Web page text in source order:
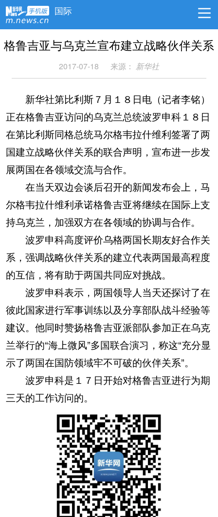
国际
格鲁吉亚与乌克兰宣布建立战略伙伴关系
2017-07-18 来源： 新华社
新华社第比利斯７月１８日电（记者李铭）
正在格鲁吉亚访问的乌克兰总统波罗申科１８日
在第比利斯同格总统马尔格韦拉什维利签署了两
国建立战略伙伴关系的联合声明，宣布进一步发
展两国在各领域交流与合作。
在当天双边会谈后召开的新闻发布会上，马
尔格韦拉什维利承诺格鲁吉亚将继续在国际上支
持乌克兰，加强双方在各领域的协调与合作。
波罗申科高度评价乌格两国长期友好合作关
系，强调战略伙伴关系的建立代表两国最高程度
的互信，将有助于两国共同应对挑战。
波罗申科表示，两国领导人当天还探讨了在
彼此国家进行军事训练以及分享部队战斗经验等
建议。他同时赞扬格鲁吉亚派部队参加正在乌克
兰举行的“海上微风”多国联合演习，称这“充分显
示了两国在国防领域牢不可破的伙伴关系”。
波罗申科是１７日开始对格鲁吉亚进行为期
三天的工作访问的。